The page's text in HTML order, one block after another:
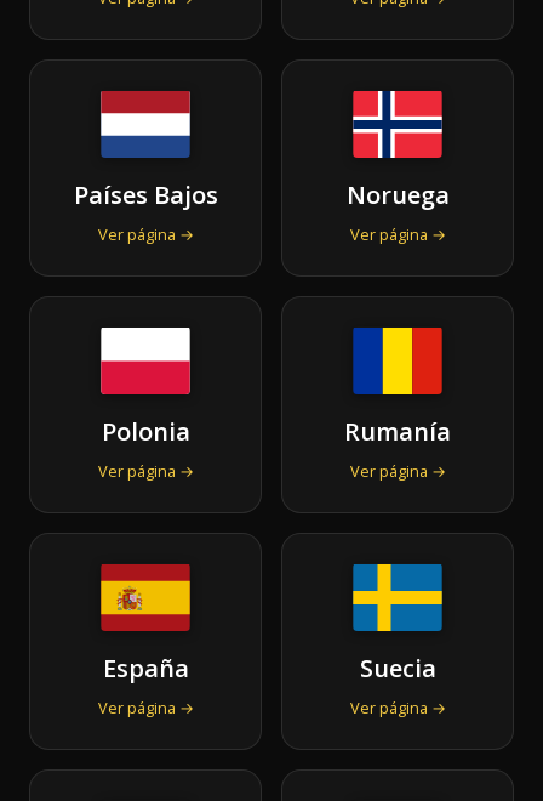
Países Bajos
Ver página →
Noruega
Ver página →
Polonia
Ver página →
Rumanía
Ver página →
España
Ver página →
Suecia
Ver página →